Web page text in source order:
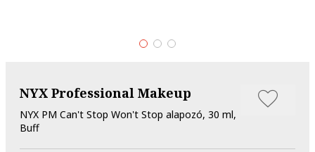
NYX Professional Makeup
NYX PM Can't Stop Won't Stop alapozó, 30 ml,
Buff